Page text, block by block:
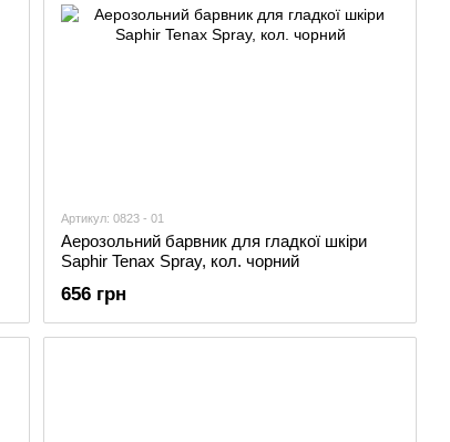
Артикул: 0823 - 01
Аерозольний барвник для гладкої шкіри
Saphir Tenax Spray, кол. чорний
656 грн